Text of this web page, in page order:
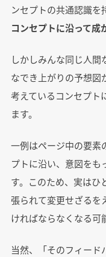
ンセプトの共通認識を
コンセプトに沿って成
しかしみんな同じ人
なでき上がりの予想図
考えているコンセプト
ます。
一例はページ中の要素
プトに沿い、意図をも
す。このため、実はひ
張られて変更せざるを
ければならなくなる可
当然、「そのフィード